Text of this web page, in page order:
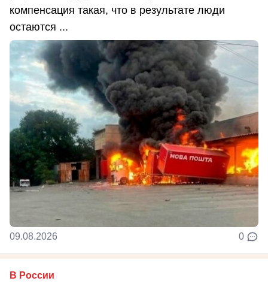
компенсация такая, что в результате люди
остаются ...
09.08.2026 0
В России